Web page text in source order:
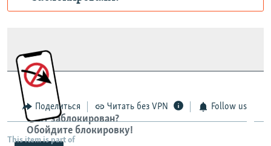
сайта: https://d18fauf7tqvvup.cloudfront.net/
Telegram
установить VPN
Сайт заблокирован?
Обойдите блокировку!
Поделиться Читать без VPN Follow us
This item is part of